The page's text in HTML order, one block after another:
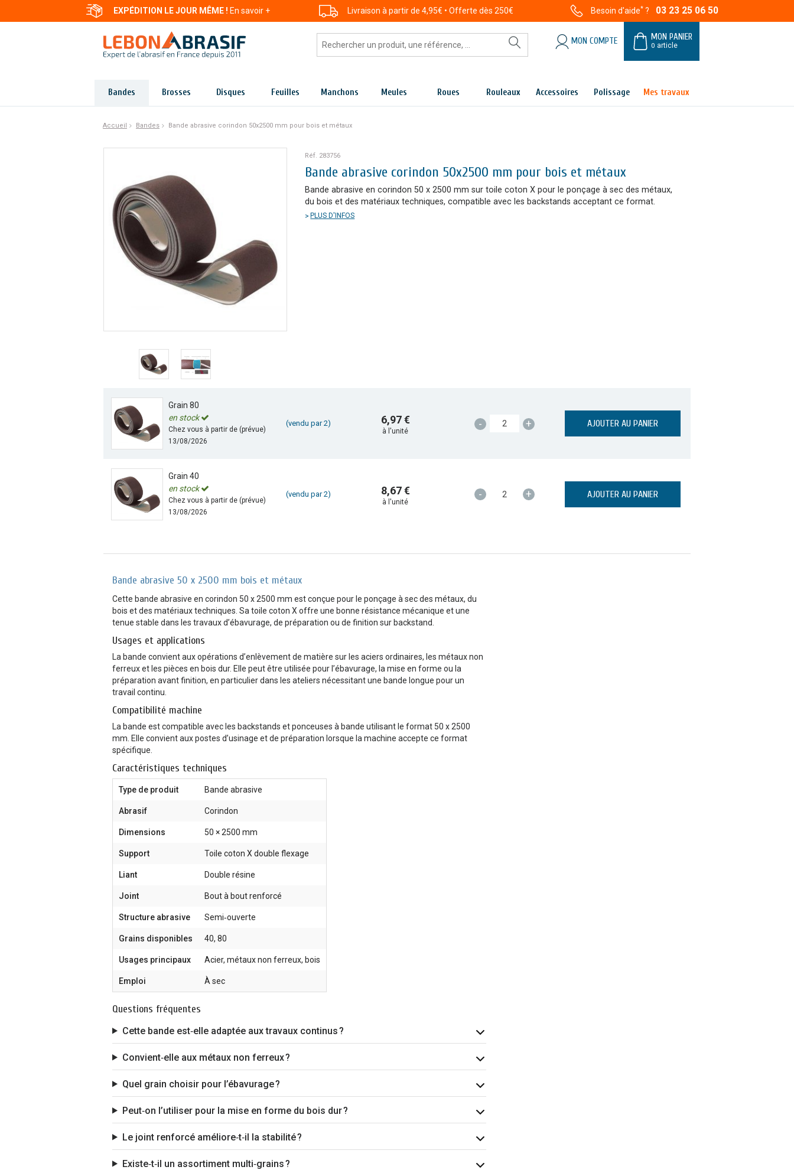
EXPÉDITION LE JOUR MÊME ! En savoir + Livraison à partir de 4,95€ • Offerte dès 250€ Besoin d'aide* ? 03 23 25 06 50
MON PANIER
0 article
MON COMPTE
Bandes Brosses Disques Feuilles Manchons Meules Roues Rouleaux Accessoires Polissage Mes travaux
Accueil Bandes Bande abrasive corindon 50x2500 mm pour bois et métaux
Réf. 283756
Bande abrasive corindon 50x2500 mm pour bois et métaux
Bande abrasive en corindon 50 x 2500 mm sur toile coton X pour le ponçage à sec des métaux,
du bois et des matériaux techniques, compatible avec les backstands acceptant ce format.
PLUS D'INFOS
Grain 80
en stock
Chez vous à partir de (prévue)
13/08/2026
(vendu par 2) 6,97 €
à l'unité
- + AJOUTER AU PANIER
Grain 40
en stock
Chez vous à partir de (prévue)
13/08/2026
(vendu par 2) 8,67 €
à l'unité
- + AJOUTER AU PANIER
Bande abrasive 50 x 2500 mm bois et métaux
Cette bande abrasive en corindon 50 x 2500 mm est conçue pour le ponçage à sec des métaux, du
bois et des matériaux techniques. Sa toile coton X offre une bonne résistance mécanique et une
tenue stable dans les travaux d’ébavurage, de préparation ou de finition sur backstand.
Usages et applications
La bande convient aux opérations d’enlèvement de matière sur les aciers ordinaires, les métaux non
ferreux et les pièces en bois dur. Elle peut être utilisée pour l’ébavurage, la mise en forme ou la
préparation avant finition, en particulier dans les ateliers nécessitant une bande longue pour un
travail continu.
Compatibilité machine
La bande est compatible avec les backstands et ponceuses à bande utilisant le format 50 x 2500
mm. Elle convient aux postes d’usinage et de préparation lorsque la machine accepte ce format
spécifique.
Caractéristiques techniques
Type de produit Bande abrasive
Abrasif Corindon
Dimensions 50 × 2500 mm
Support Toile coton X double flexage
Liant Double résine
Joint Bout à bout renforcé
Structure abrasive Semi‑ouverte
Grains disponibles 40, 80
Usages principaux Acier, métaux non ferreux, bois
Emploi À sec
Questions fréquentes
Cette bande est‑elle adaptée aux travaux continus ?
Convient‑elle aux métaux non ferreux ?
Quel grain choisir pour l’ébavurage ?
Peut‑on l’utiliser pour la mise en forme du bois dur ?
Le joint renforcé améliore‑t‑il la stabilité ?
Existe‑t‑il un assortiment multi‑grains ?